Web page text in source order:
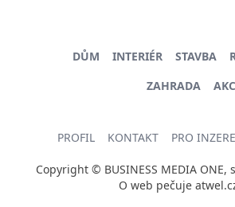
DŮM INTERIÉR STAVBA
ZAHRADA
PROFIL KONTAKT PRO
Copyright © BUSINESS MEDIA ONE,